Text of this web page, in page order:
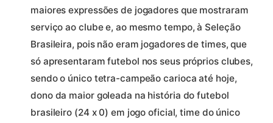
maiores expressões de jogadores que mostraram
serviço ao clube e, ao mesmo tempo, à Seleção
Brasileira, pois não eram jogadores de times, que
só apresentaram futebol nos seus próprios clubes,
sendo o único tetra-campeão carioca até hoje,
dono da maior goleada na história do futebol
brasileiro (24 x 0) em jogo oficial, time do único